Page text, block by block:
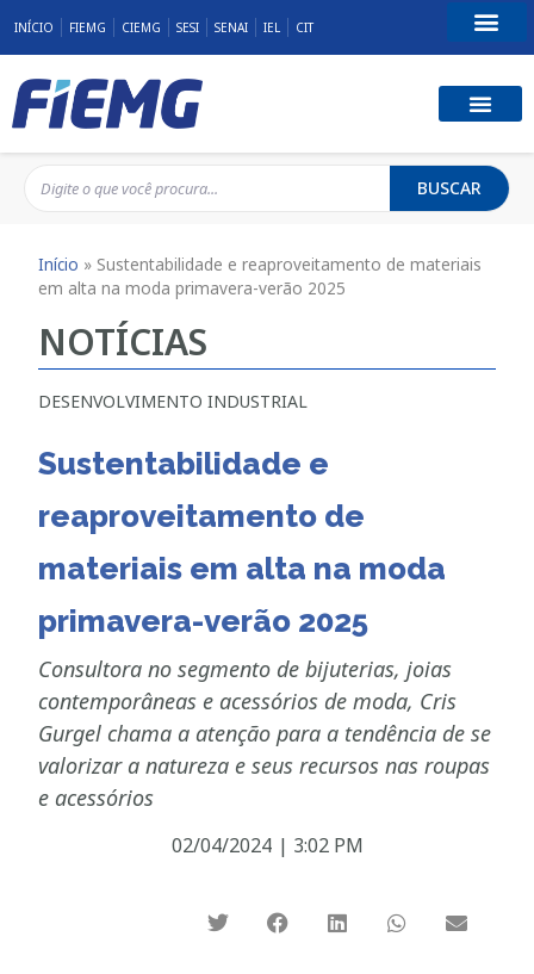
INÍCIO FIEMG CIEMG SESI SENAI IEL CIT
BUSCAR
Início » Sustentabilidade e reaproveitamento de materiais
em alta na moda primavera-verão 2025
NOTÍCIAS
DESENVOLVIMENTO INDUSTRIAL
Sustentabilidade e
reaproveitamento de
materiais em alta na moda
primavera-verão 2025
Consultora no segmento de bijuterias, joias
contemporâneas e acessórios de moda, Cris
Gurgel chama a atenção para a tendência de se
valorizar a natureza e seus recursos nas roupas
e acessórios
02/04/2024 | 3:02 PM